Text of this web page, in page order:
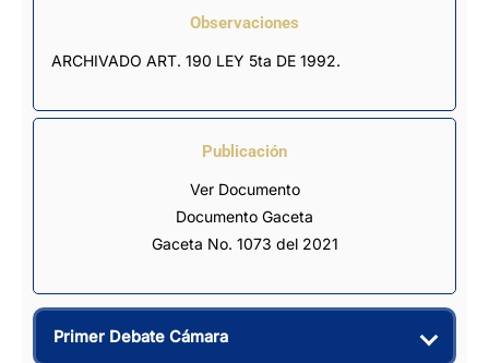
Observaciones
ARCHIVADO ART. 190 LEY 5ta DE 1992.
Publicación
Ver Documento
Documento Gaceta
Gaceta No. 1073 del 2021
Primer Debate Cámara